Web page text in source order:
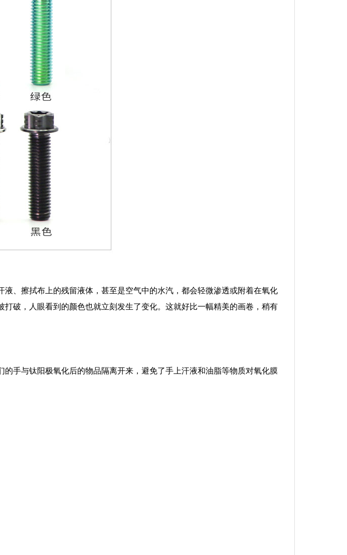
、擦拭布上的残留液体，甚至是空气中的水汽，都会轻微渗透或附着在氧化
破，人眼看到的颜色也就立刻发生了变化。这就好比一幅精美的画卷，稍有
手与钛阳极氧化后的物品隔离开来，避免了手上汗液和油脂等物质对氧化膜